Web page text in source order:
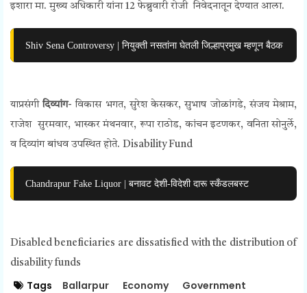
इशारा मा.मुख्य अधिकारीयांना 12 फेब्रुवारी रोजी निवेदनातून देण्यात आला.
Shiv Sena Controversy | नियुक्ती नसतांना घेतली जिल्हाप्रमुख म्हणून बैठक
याप्रसंगीदिव्यांग- विकास भगत, सुरेश केसकर, सुभाष जोळांगडे, संजय मेश्राम,
राजेश सुरमवार, भास्कर मंथनवार, रूपा राठोड, कांचन इटणकर, वनिता सोनुर्ले,
व दिव्यांग बांधव उपस्थित होते. Disability Fund
Chandrapur Fake Liquor | बनावट देशी-विदेशी दारू स्कँडलबस्ट
Disabled beneficiaries are dissatisfied with the distribution of
disability funds
Tags Ballarpur Economy
Government